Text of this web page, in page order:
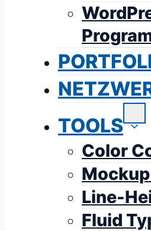
TOOLS
Color
Line-
Fluid